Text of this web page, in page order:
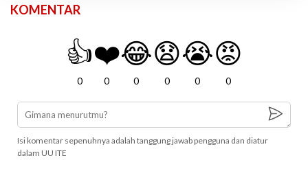
KOMENTAR
👍
0
❤️
0
😂
0
😧
0
😭
0
😡
0
Isi komentar sepenuhnya adalah tanggung jawab pengguna dan diatur
dalam UU ITE